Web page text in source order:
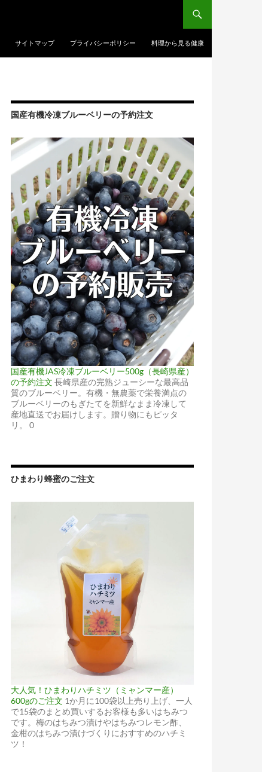
サイトマップ プライバシーポリシー 料理から見る健康
国産有機冷凍ブルーベリーの予約注文
国産有機JAS冷凍ブルーベリー500g（長崎県産）
の予約注文 長崎県産の完熟ジューシーな最高品
質のブルーベリー。有機・無農薬で栄養満点の
ブルーベリーのもぎたてを新鮮なまま冷凍して
産地直送でお届けします。贈り物にもピッタ
リ。 0
ひまわり蜂蜜のご注文
大人気！ひまわりハチミツ（ミャンマー産）
600gのご注文 1か月に100袋以上売り上げ、一人
で15袋のまとめ買いするお客様も多いはちみつ
です。梅のはちみつ漬けやはちみつレモン酢、
金柑のはちみつ漬けづくりにおすすめのハチミ
ツ！